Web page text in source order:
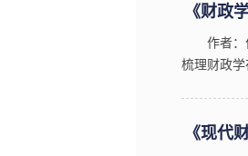
《财政
作者
梳理财政
《现代